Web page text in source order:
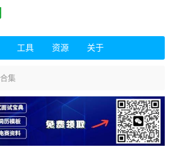
工具 资源 关于
集